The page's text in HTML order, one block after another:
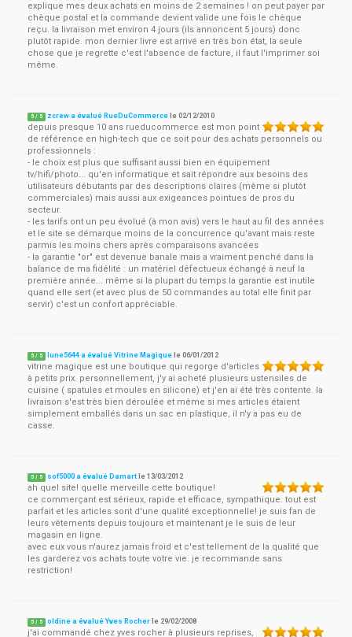
explique mes deux achats en moins de 2 semaines ! on peut payer par
chèque postal et la commande devient valide une fois le chèque
reçu. la livraison met environ 4 jours (ils annoncent 5 jours) donc
plutôt rapide. mon dernier livre est arrivé en très bon état, la seule
chose que je regrette c'est l'absence de facture, il faut l'imprimer soi
même.
5 / 5 zcrew a évalué RueDuCommerce le02/12/2010
depuis presque 10 ans rueducommerce est mon point
de référence en high-tech que ce soit pour des achats personnels ou
professionnels :
- le choix est plus que suffisant aussi bien en équipement
tv/hifi/photo... qu'en informatique et sait répondre aux besoins des
utilisateurs débutants par des descriptions claires (même si plutôt
commerciales) mais aussi aux exigeances pointues de pros du
secteur.
- les tarifs ont un peu évolué (à mon avis) vers le haut au fil des années
et le site se démarque moins de la concurrence qu'avant mais reste
parmis les moins chers après comparaisons avancées
- la garantie "or" est devenue banale mais a vraiment penché dans la
balance de ma fidélité : un matériel défectueux échangé à neuf la
première année... même si la plupart du temps la garantie est inutile
quand elle sert (et avec plus de 50 commandes au total elle finit par
servir) c'est un confort appréciable.
5 / 5 lune5644 a évalué Vitrine Magique le06/01/2012
vitrine magique est une boutique qui regorge d'articles
à petits prix. personnellement, j'y ai acheté plusieurs ustensiles de
cuisine ( spatules et moules en silicone) et j'en ai été très contente. la
livraison s'est très bien déroulée et même si mes articles étaient
simplement emballés dans un sac en plastique, il n'y a pas eu de
casse.
5 / 5 sof5000 a évalué Damart le13/03/2012
ah quel site! quelle merveille cette boutique!
ce commerçant est sérieux, rapide et efficace, sympathique. tout est
parfait et les articles sont d'une qualité exceptionnelle! je suis fan de
leurs vêtements depuis toujours et maintenant je le suis de leur
magasin en ligne.
avec eux vous n'aurez jamais froid et c'est tellement de la qualité que
les garderez vos achats toute votre vie. je recommande sans
restriction!
5 / 5 oldine a évalué Yves Rocher le 29/02/2008
j'ai commandé chez yves rocher à plusieurs reprises,